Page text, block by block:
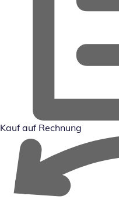
Kauf auf Rechnung